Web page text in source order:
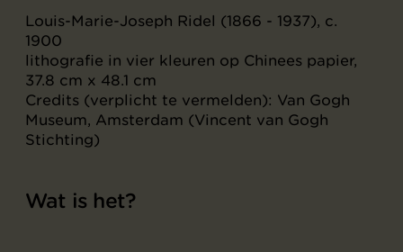
Louis-Marie-Joseph Ridel (1866 - 1937), c.
1900
lithografie in vier kleuren op Chinees papier,
37.8 cm x 48.1 cm
Credits (verplicht te vermelden): Van Gogh
Museum, Amsterdam (Vincent van Gogh
Stichting)
Wat is het?